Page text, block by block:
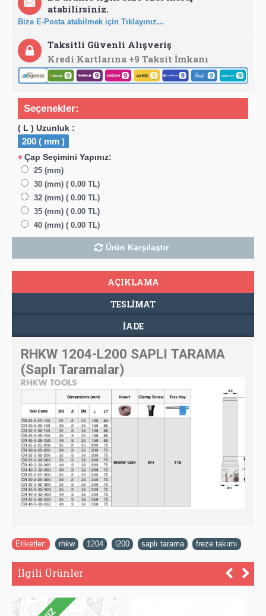
atabilirsiniz.
Bize E-Posta atabilmek için Tıklayınız...
Taksitli Güvenli Alışveriş
Kredi Kartlarına +9 Taksit İmkanı
Seçenekler:
( L ) Uzunluk :
200 ( mm )
*Çap Seçimini Yapınız:
25 (mm)
30 (mm) ( 0.00 TL)
32 (mm) ( 0.00 TL)
35 (mm) ( 0.00 TL)
40 (mm) ( 0.00 TL)
Ürün Karşılaştır
AÇIKLAMA
TESLIMAT
İADE
RHKW 1204-L200 SAPLI TARAMA
(Saplı Taramalar)
Etiketler: rhkw 1204 l200 saplı tarama freze takımı
İlgili Ürünler